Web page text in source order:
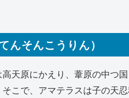
んそんこうりん）
天原にかえり、葦原の中つ
こで、アマテラスは子の天